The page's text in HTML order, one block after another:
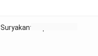
Suryakant Tripathi K...